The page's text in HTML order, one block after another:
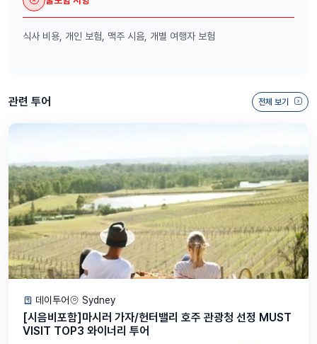
기며 여유롭게 시간을 보낼 수 있습니다.
공장에서 로컬 맥주까지 맛보며 완벽한 하루를 만들어 보세요!
출발시간
분 전 미리 도착 부탁드립니다.
출발 장소
브리즈번: 스카이타워 호텔 앞 (222 Margaret Street, Brisbane
City QLD 4000)
골드코스트: 만트라 온 뷰 호텔 앞 (22 View Ave, Surfers Paradise
QLD 4217)
도착시간
골드코스트 도착: 17:00 PM
브리즈번 도착: 18:00 PM
니다*
* 여행 최소 출발 인원 5인 모객시에만 출발합니다.
* 단체 • 단독 투어도 가능하니 문의 주세요
식사 비용, 개인 보험, 맥주 시음, 개별 여행자 보험
관련 투어 전체 보기
데이투어 Sydney
[시음비포함]마시러 가자/헌터밸리 호주 관광청 선정 MUST
VISIT TOP3 와이너리 투어